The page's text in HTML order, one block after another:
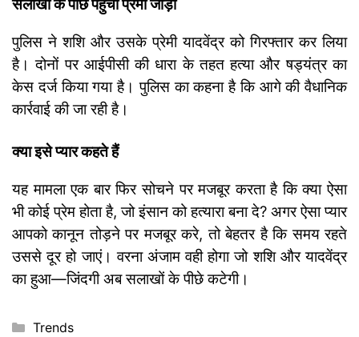
सलाखों के पीछे पहुंचा प्रेमी जोड़ा
पुलिस ने शशि और उसके प्रेमी यादवेंद्र को गिरफ्तार कर लिया
है। दोनों पर आईपीसी की धारा के तहत हत्या और षड्यंत्र का
केस दर्ज किया गया है। पुलिस का कहना है कि आगे की वैधानिक
कार्रवाई की जा रही है।
क्या इसे प्यार कहते हैं
यह मामला एक बार फिर सोचने पर मजबूर करता है कि क्या ऐसा
भी कोई प्रेम होता है, जो इंसान को हत्यारा बना दे? अगर ऐसा प्यार
आपको कानून तोड़ने पर मजबूर करे, तो बेहतर है कि समय रहते
उससे दूर हो जाएं। वरना अंजाम वही होगा जो शशि और यादवेंद्र
का हुआ—जिंदगी अब सलाखों के पीछे कटेगी।
Categories
Trends